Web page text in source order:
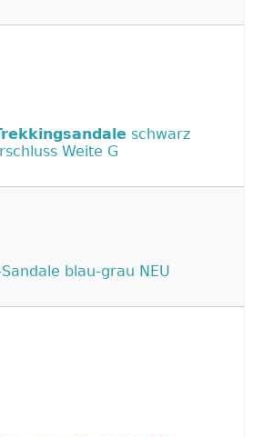
schwarz
Weite G
blau-grau NEU